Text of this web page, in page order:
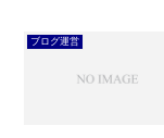
ブログ運営